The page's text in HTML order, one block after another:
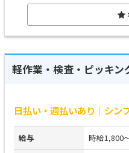
軽作業・検査・ピッキン
日払い・週払いあり｜シン
給与 時給1,800